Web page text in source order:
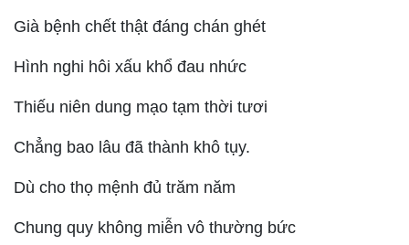
Già bệnh chết thật đáng chán ghét
Hình nghi hôi xấu khổ đau nhức
Thiếu niên dung mạo tạm thời tươi
Chẳng bao lâu đã thành khô tụy.
Dù cho thọ mệnh đủ trăm năm
Chung quy không miễn vô thường bức